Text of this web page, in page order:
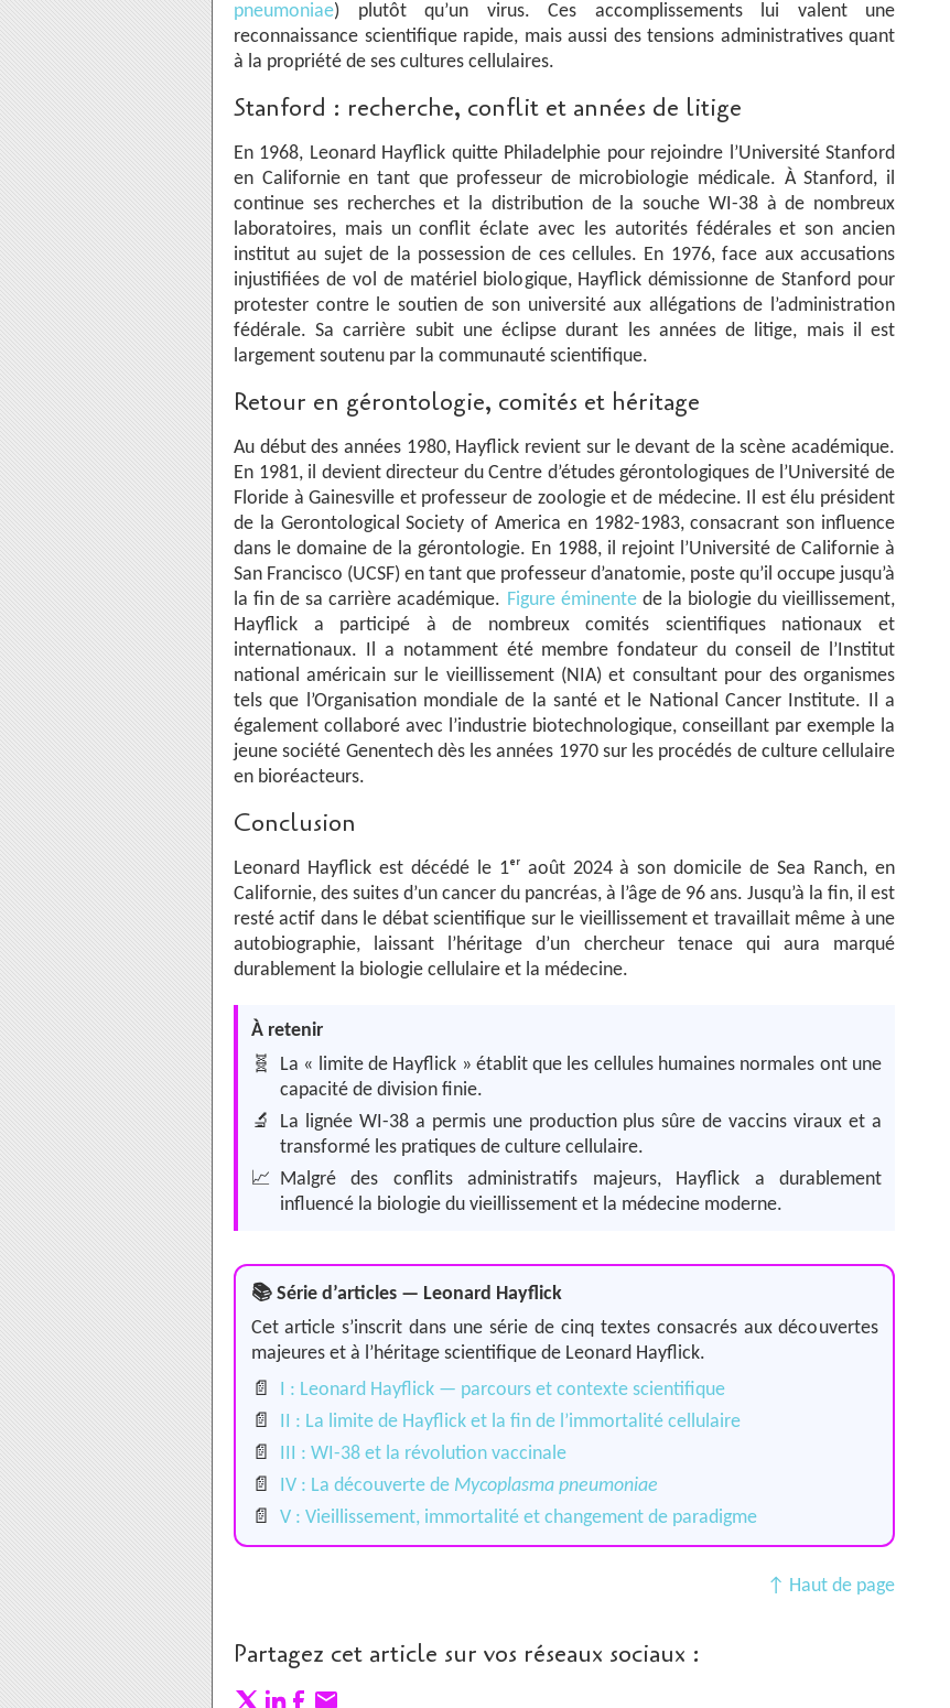
pneumoniae) plutôt qu’un virus. Ces accomplissements lui valent une
reconnaissance scientifique rapide, mais aussi des tensions administratives quant
à la propriété de ses cultures cellulaires.
Stanford : recherche, conflit et années de litige
En 1968, Leonard Hayflick quitte Philadelphie pour rejoindre l’Université Stanford
en Californie en tant que professeur de microbiologie médicale. À Stanford, il
continue ses recherches et la distribution de la souche WI-38 à de nombreux
laboratoires, mais un conflit éclate avec les autorités fédérales et son ancien
institut au sujet de la possession de ces cellules. En 1976, face aux accusations
injustifiées de vol de matériel biologique, Hayflick démissionne de Stanford pour
protester contre le soutien de son université aux allégations de l’administration
fédérale. Sa carrière subit une éclipse durant les années de litige, mais il est
largement soutenu par la communauté scientifique.
Retour en gérontologie, comités et héritage
Au début des années 1980, Hayflick revient sur le devant de la scène académique.
En 1981, il devient directeur du Centre d’études gérontologiques de l’Université de
Floride à Gainesville et professeur de zoologie et de médecine. Il est élu président
de la Gerontological Society of America en 1982-1983, consacrant son influence
dans le domaine de la gérontologie. En 1988, il rejoint l’Université de Californie à
San Francisco (UCSF) en tant que professeur d’anatomie, poste qu’il occupe jusqu’à
la fin de sa carrière académique. Figure éminentede la biologie du vieillissement,
Hayflick a participé à de nombreux comités scientifiques nationaux et
internationaux. Il a notamment été membre fondateur du conseil de l’Institut
national américain sur le vieillissement (NIA) et consultant pour des organismes
tels que l’Organisation mondiale de la santé et le National Cancer Institute. Il a
également collaboré avec l’industrie biotechnologique, conseillant par exemple la
jeune société Genentech dès les années 1970 sur les procédés de culture cellulaire
en bioréacteurs.
Conclusion
Leonard Hayflick est décédé le 1ᵉʳ août 2024 à son domicile de Sea Ranch, en
Californie, des suites d’un cancer du pancréas, à l’âge de 96 ans. Jusqu’à la fin, il est
resté actif dans le débat scientifique sur le vieillissement et travaillait même à une
autobiographie, laissant l’héritage d’un chercheur tenace qui aura marqué
durablement la biologie cellulaire et la médecine.
À retenir
🧬
La « limite de Hayflick » établit que les cellules humaines normales ont une
capacité de division finie.
🔬
La lignée WI-38 a permis une production plus sûre de vaccins viraux et a
transformé les pratiques de culture cellulaire.
📈 Malgré des conflits administratifs majeurs, Hayflick a durablement
influencé la biologie du vieillissement et la médecine moderne.
📚 Série d’articles — Leonard Hayflick
Cet article s’inscrit dans une série de cinq textes consacrés aux découvertes
majeures et à l’héritage scientifique de Leonard Hayflick.
📄
I : Leonard Hayflick — parcours et contexte scientifique
📄
II : La limite de Hayflick et la fin de l’immortalité cellulaire
📄
III : WI-38 et la révolution vaccinale
📄
IV : La découverte de Mycoplasma pneumoniae
📄
V : Vieillissement, immortalité et changement de paradigme
↑ Haut de page
Partagez cet article sur vos réseaux sociaux :